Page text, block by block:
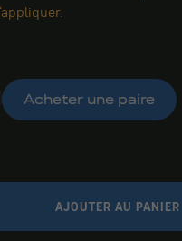
Acheter une paire
AJOUTER AU PANIER